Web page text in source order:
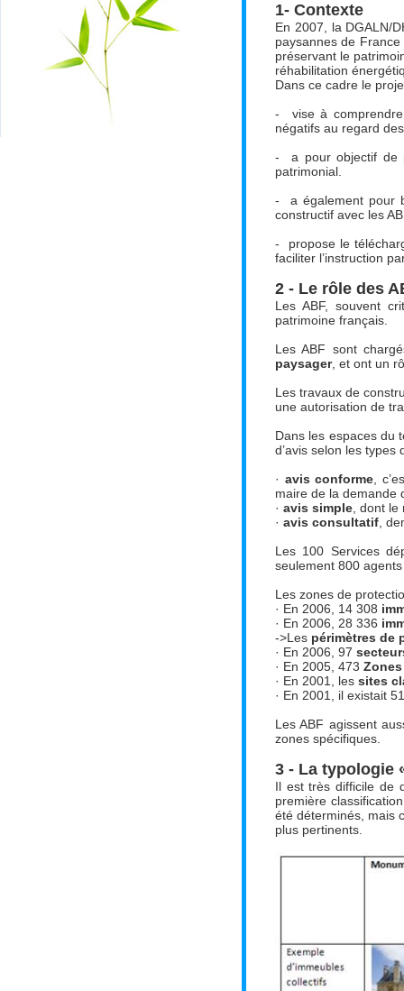
1- Contexte
En 2007, la DGALN/
paysannes de
préservant le
réhabilitation
Dans ce cadre le
- vise à comprendre
négatifs au regard
- a pour objectif de
patrimonial.
- a également pour
constructif avec les
- propose le
faciliter l’instruction
2 - Le rôle des
Les ABF, souvent
patrimoine français.
Les ABF sont
paysager, et ont un
Les travaux de
une autorisation de
Dans les espaces du
d’avis selon les types
· avis conforme ,
maire de la demande
· avis simple , dont
· avis consultatif ,
Les 100 Services
seulement 800
Les zones de
· En 2006, 14 308
· En 2006, 28 336
->Les périmètres de
· En 2006, 97
· En 2005, 473
· En 2001, les sites
· En 2001, il existait
Les ABF agissent
zones spécifiques.
3 - La typologie
Il est très difficile de
première
été déterminés, mais
plus pertinents.